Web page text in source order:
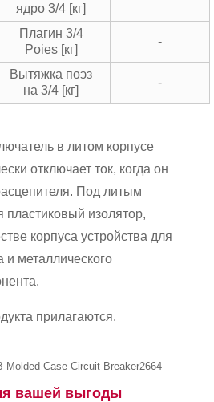
ядро ​​3/4 [кг]
Плагин 3/4
Poies [кг]
-
Вытяжка поэз
на 3/4 [кг]
-
в литом корпусе
отключает ток, когда он
Под литым
пластиковый изолятор,
корпуса устройства для
и металлического
прилагаются.
вашей выгоды